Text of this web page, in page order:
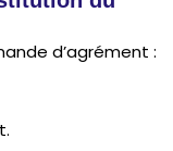
d’agrément :